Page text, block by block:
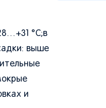
°C;в
выше
и